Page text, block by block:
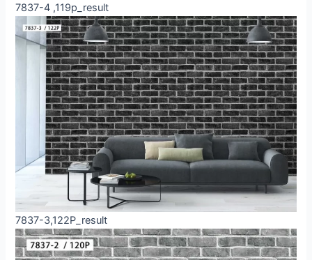
7837-4 ,119p_result
7837-3,122P_result